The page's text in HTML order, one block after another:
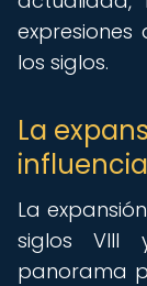
los siglos.
La
La
siglos VIII
panorama